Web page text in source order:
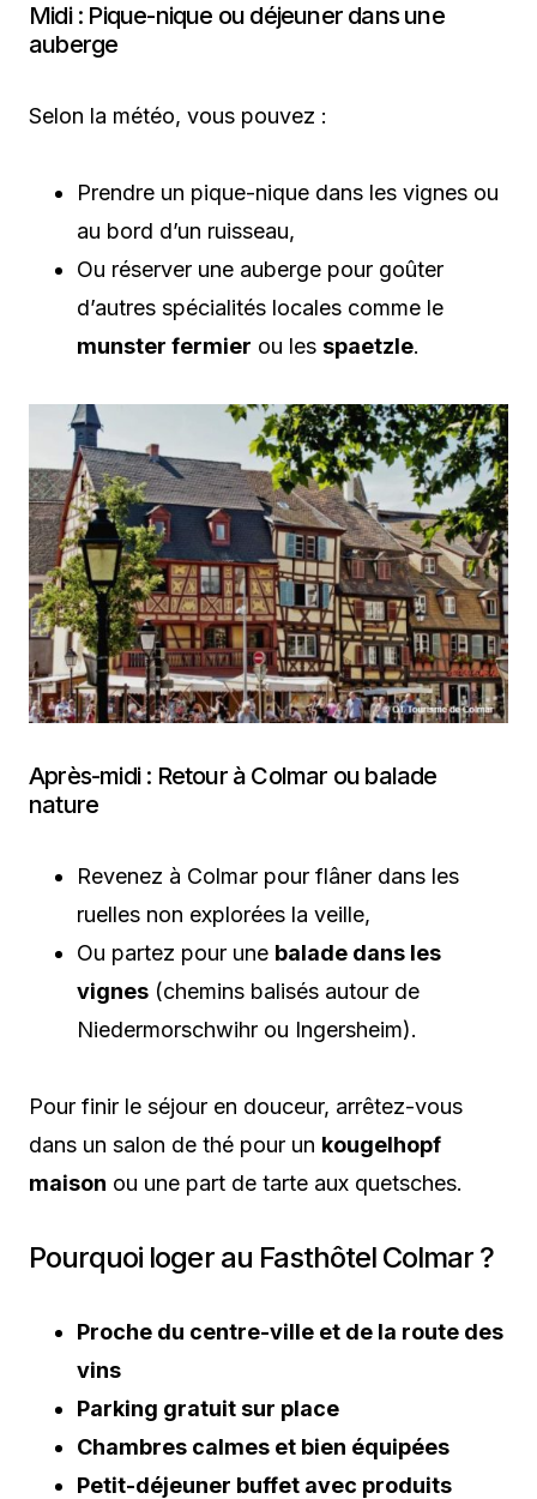
Midi : Pique-nique ou déjeuner dans une
auberge
Selon la météo, vous pouvez :
Prendre un pique-nique dans les vignes ou
au bord d’un ruisseau,
Ou réserver une auberge pour goûter
d’autres spécialités locales comme le
munster fermier ou les spaetzle.
Après-midi : Retour à Colmar ou balade
nature
Revenez à Colmar pour flâner dans les
ruelles non explorées la veille,
Ou partez pour une balade dans les
vignes (chemins balisés autour de
Niedermorschwihr ou Ingersheim).
Pour finir le séjour en douceur, arrêtez-vous
dans un salon de thé pour un kougelhopf
maison ou une part de tarte aux quetsches.
Pourquoi loger au Fasthôtel Colmar ?
Proche du centre-ville et de la route des
vins
Parking gratuit sur place
Chambres calmes et bien équipées
Petit-déjeuner buffet avec produits